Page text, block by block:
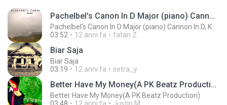
Pachelbel's Canon In D Major (piano) Cannon In D, Kanon In
03:52
12 anni fa fatan Z.
Biar Saja
Biar Saja
03:19
12 anni fa setra_y
Better Have My Money(A PK Beatz Production)
Better Have My Money(A PK Beatz Production)